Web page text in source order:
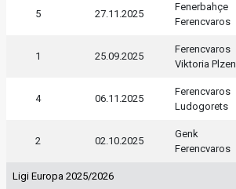
5 27.11.2025
Fenerbahçe
Ferencvaros
1 25.09.2025
Ferencvaros
Viktoria Plzen
4 06.11.2025
Ferencvaros
Ludogorets
2 02.10.2025
Genk
Ferencvaros
Ligi Europa 2025/2026